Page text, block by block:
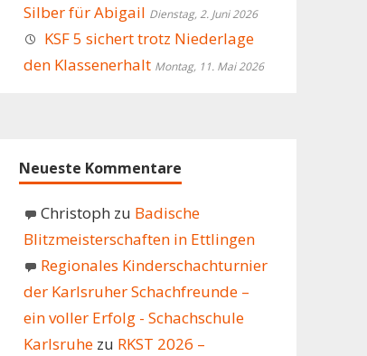
Silber für Abigail Dienstag, 2. Juni 2026
KSF 5 sichert trotz Niederlage
den Klassenerhalt Montag, 11. Mai 2026
Neueste Kommentare
Christoph zu Badische
Blitzmeisterschaften in Ettlingen
Regionales Kinderschachturnier
der Karlsruher Schachfreunde –
ein voller Erfolg - Schachschule
Karlsruhezu RKST 2026 –